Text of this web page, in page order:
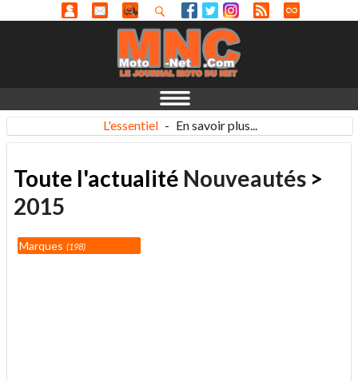
L'essentiel - En savoir plus...
Toute l'actualité Nouveautés >
2015
Marques 198